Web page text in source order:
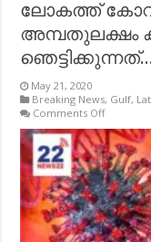
ലോകത്ത്​
അമ്പതുലക്ഷം
ഞെട്ടിക്കുന്നത്…
May 21, 2020
Breaking News, Gulf,
Comments Offon
കോവിഡ്​
ബാധിതര്‍
കവിഞ്ഞു;